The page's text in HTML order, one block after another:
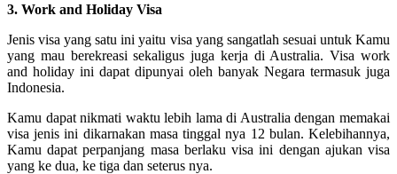
3. Work and Holiday Visa
Jenis visa yang satu ini yaitu visa yang sangatlah sesuai untuk Kamu
yang mau berekreasi sekaligus juga kerja di Australia. Visa work
and holiday ini dapat dipunyai oleh banyak Negara termasuk juga
Indonesia.
Kamu dapat nikmati waktu lebih lama di Australia dengan memakai
visa jenis ini dikarnakan masa tinggal nya 12 bulan. Kelebihannya,
Kamu dapat perpanjang masa berlaku visa ini dengan ajukan visa
yang ke dua, ke tiga dan seterus nya.